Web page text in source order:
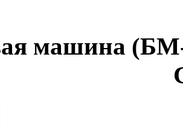
машина (БМ-